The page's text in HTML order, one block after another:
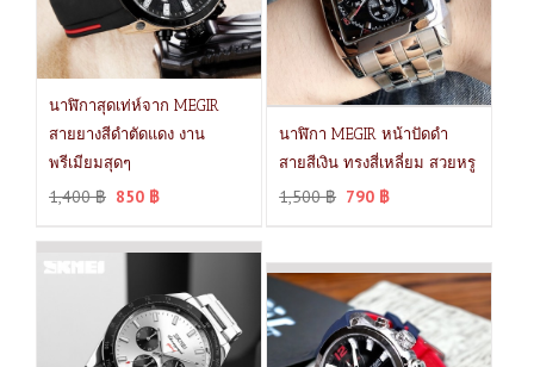
นาฬิกาสุดเท่ห์จาก MEGIR
สายยางสีดำตัดแดง งาน
พรีเมียมสุดๆ
1,400฿ 850 ฿
นาฬิกา MEGIR หน้าปัดดำ
สายสีเงิน ทรงสี่เหลี่ยม สวยหรู
1,500฿ 790 ฿